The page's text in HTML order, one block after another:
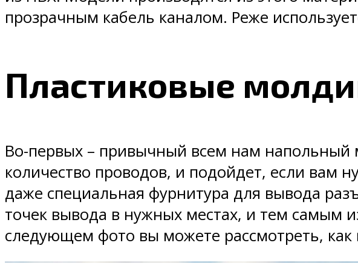
прозрачным кабель каналом. Реже
Пластиковые
Во-первых – привычный всем нам напольный
количество проводов, и подойдет, если вам
даже специальная фурнитура для вывода
точек вывода в нужных местах, и тем самым
следующем фото вы можете рассмотреть, как